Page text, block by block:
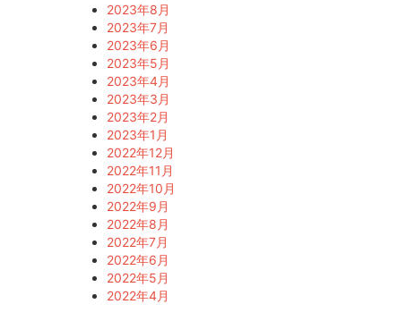
2023年8月
2023年7月
2023年6月
2023年5月
2023年4月
2023年3月
2023年2月
2023年1月
2022年12月
2022年11月
2022年10月
2022年9月
2022年8月
2022年7月
2022年6月
2022年5月
2022年4月